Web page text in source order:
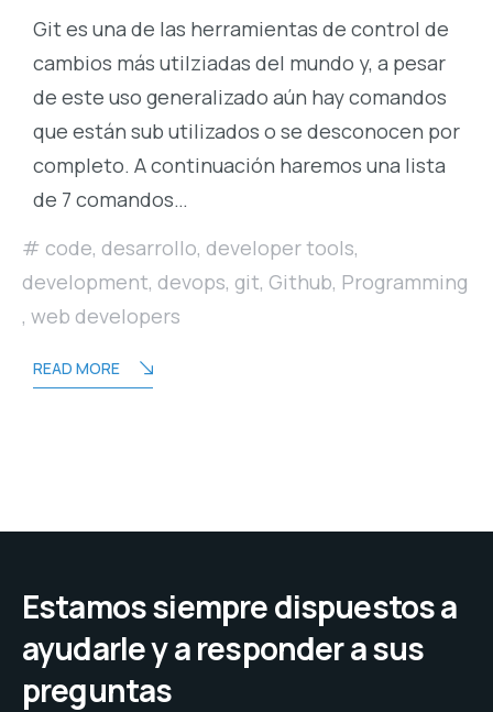
Git es una de las herramientas de control de
cambios más utilziadas del mundo y, a pesar
de este uso generalizado aún hay comandos
que están sub utilizados o se desconocen por
completo. A continuación haremos una lista
de 7 comandos…
code, desarrollo, developer tools,
development, devops, git, Github, Programming
, web developers
READ MORE
Estamos siempre dispuestos a
ayudarle y a responder a sus
preguntas